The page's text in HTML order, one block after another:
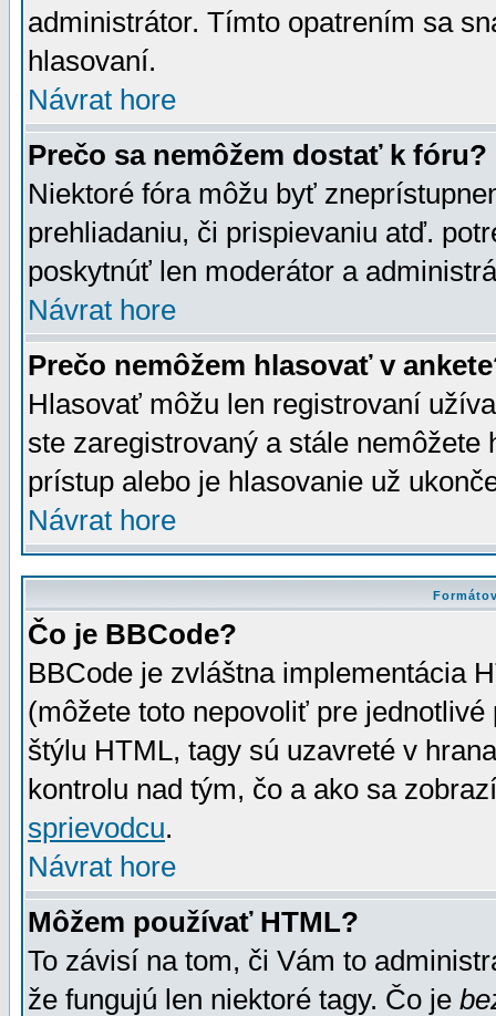
administrátor. Tímto opatrením sa
hlasovaní.
Návrat hore
Prečo sa nemôžem dostať k fóru?
Niektoré fóra môžu byť
prehliadaniu, či prispievaniu atď.
poskytnúť len moderátor a
Návrat hore
Prečo nemôžem hlasovať v
Hlasovať môžu len registrovaní
ste zaregistrovaný a stále
prístup alebo je hlasovanie už
Návrat hore
Čo je BBCode?
BBCode je zvláštna implementácia
(môžete toto nepovoliť pre
štýlu HTML, tagy sú uzavreté v
kontrolu nad tým, čo a ako sa
sprievodcu.
Návrat hore
Môžem používať HTML?
To závisí na tom, či Vám to
že fungujú len niektoré tagy. Čo je